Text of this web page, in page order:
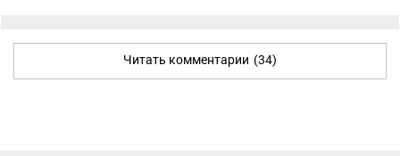
Читать комментарии (34)